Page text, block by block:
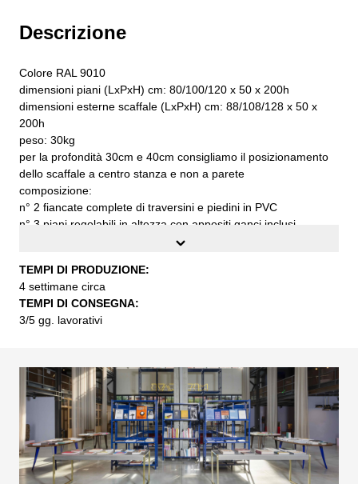
Descrizione
Colore RAL 9010
dimensioni piani (LxPxH) cm: 80/100/120 x 50 x 200h
dimensioni esterne scaffale (LxPxH) cm: 88/108/128 x 50 x
200h
peso: 30kg
per la profondità 30cm e 40cm consigliamo il posizionamento
dello scaffale a centro stanza e non a parete
composizione:
n° 2 fiancate complete di traversini e piedini in PVC
n° 3 piani regolabili in altezza con appositi ganci inclusi
n° 1 barra appendiabiti con supporti per fissaggio al piano
n° 2 grappe di fissaggio al muro complete di viti e tasselli
n° 1 fascia stabilizzatrice
portata per ogni piano a carico uniformemente distribuito kg.
90
TEMPI DI PRODUZIONE:
4 settimane circa
TEMPI DI CONSEGNA:
3/5 gg. lavorativi
TEMPI DI PRODUZIONE:
4 settimane circa
TEMPI DI CONSEGNA:
3/5 gg. lavorativi